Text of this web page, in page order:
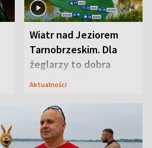
Wiatr nad Jeziorem
Tarnobrzeskim. Dla
żeglarzy to dobra
wiadomość
Aktualności